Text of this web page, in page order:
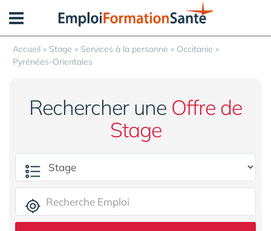
Accueil » Stage » Services à la personne » Occitanie »
Pyrénées-Orientales
Rechercher une Offre de
Stage